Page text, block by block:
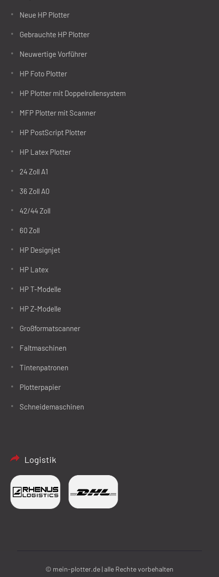
Neue HP Plotter
Gebrauchte HP Plotter
Neuwertige Vorführer
HP Foto Plotter
HP Plotter mit Doppelrollensystem
MFP Plotter mit Scanner
HP PostScript Plotter
HP Latex Plotter
24 Zoll A1
36 Zoll A0
42/44 Zoll
60 Zoll
HP Designjet
HP Latex
HP T-Modelle
HP Z-Modelle
Großformatscanner
Faltmaschinen
Tintenpatronen
Plotterpapier
Schneidemaschinen
Logistik
© mein-plotter.de | alle Rechte vorbehalten